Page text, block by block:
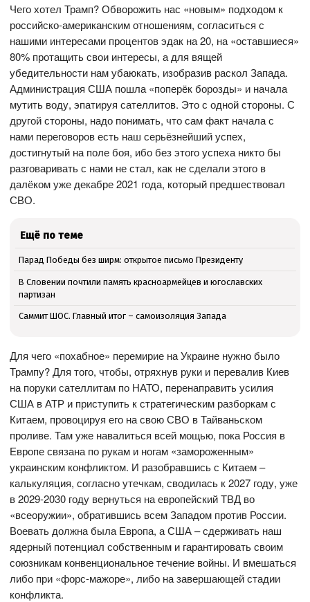
Чего хотел Трамп? Обворожить нас «новым» подходом к
российско-американским отношениям, согласиться с
нашими интересами процентов эдак на 20, на «оставшиеся»
80% протащить свои интересы, а для вящей
убедительности нам убаюкать, изобразив раскол Запада.
Администрация США пошла «поперёк борозды» и начала
мутить воду, эпатируя сателлитов. Это с одной стороны. С
другой стороны, надо понимать, что сам факт начала с
нами переговоров есть наш серьёзнейший успех,
достигнутый на поле боя, ибо без этого успеха никто бы
разговаривать с нами не стал, как не сделали этого в
далёком уже декабре 2021 года, который предшествовал
СВО.
Ещё по теме
Парад Победы без ширм: открытое письмо Президенту
В Словении почтили память красноармейцев и югославских
партизан
Саммит ШОС. Главный итог – самоизоляция Запада
Для чего «похабное» перемирие на Украине нужно было
Трампу? Для того, чтобы, отряхнув руки и перевалив Киев
на поруки сателлитам по НАТО, перенаправить усилия
США в АТР и приступить к стратегическим разборкам с
Китаем, провоцируя его на свою СВО в Тайваньском
проливе. Там уже навалиться всей мощью, пока Россия в
Европе связана по рукам и ногам «замороженным»
украинским конфликтом. И разобравшись с Китаем –
калькуляция, согласно утечкам, сводилась к 2027 году, уже
в 2029-2030 году вернуться на европейский ТВД во
«всеоружии», обратившись всем Западом против России.
Воевать должна была Европа, а США – сдерживать наш
ядерный потенциал собственным и гарантировать своим
союзникам конвенциональное течение войны. И вмешаться
либо при «форс-мажоре», либо на завершающей стадии
конфликта.